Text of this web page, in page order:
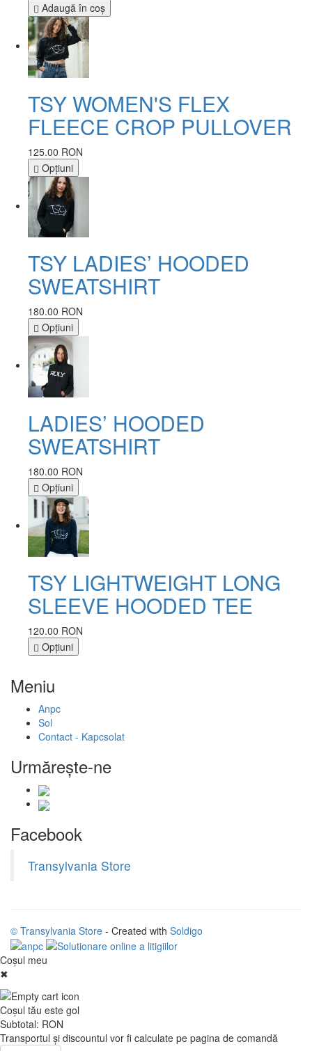
Adaugă în coş
TSY WOMEN'S FLEX
FLEECE CROP PULLOVER
125.00 RON
Opţiuni
TSY LADIES’ HOODED
SWEATSHIRT
180.00 RON
Opţiuni
LADIES’ HOODED
SWEATSHIRT
180.00 RON
Opţiuni
TSY LIGHTWEIGHT LONG
SLEEVE HOODED TEE
120.00 RON
Opţiuni
Meniu
Anpc
Sol
Contact - Kapcsolat
Urmăreşte-ne
Facebook
Transylvania Store
© Transylvania Store - Created with Soldigo
Coşul meu
✖
Coşul tău este gol
Subtotal: RON
Transportul şi discountul vor fi calculate pe pagina de comandă